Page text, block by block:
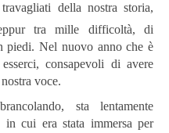
della nostra storia,
tra mille difficoltà, di
piedi. Nel nuovo anno che è
consapevoli di avere
voce.
sta lentamente
in cui era stata immersa per